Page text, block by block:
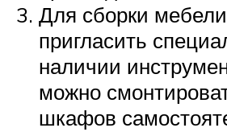
Для сборки
пригласить
наличии
можно
шкафов